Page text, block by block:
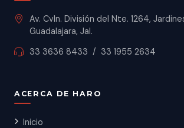
Av. Cvln. División del Nte. 1264,
Guadalajara, Jal.
33 3636 8433 / 33 1955 2634
ACERCA DE HARO
Inicio